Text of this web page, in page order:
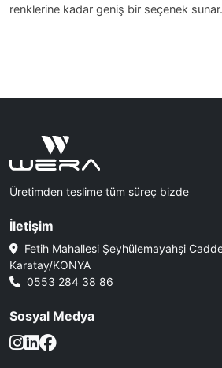
renklerine kadar geniş bir seçenek sunar.
Üretimden teslime tüm süreç bizde
İletişim
Fetih Mahallesi Şeyhülemayahşi
Karatay/KONYA
0553 284 38 86
Sosyal Medya